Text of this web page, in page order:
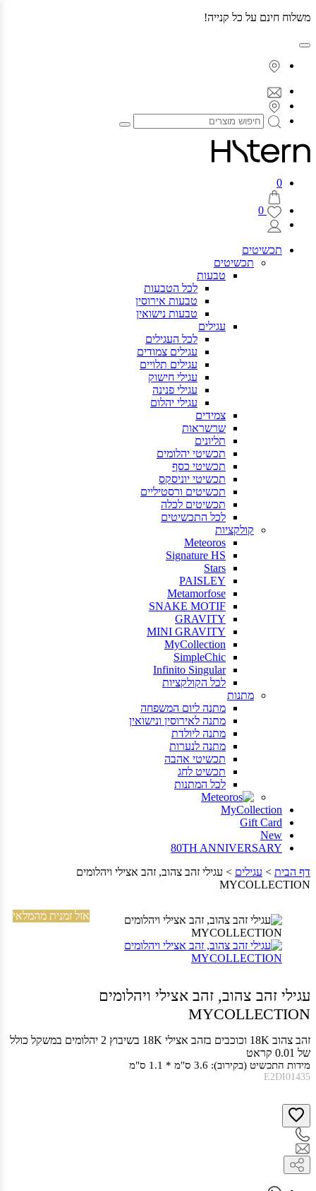
משלוח חינם על כל קנייה!
0
0
תכשיטים
תכשיטים
טבעות
לכל הטבעות
טבעות אירוסין
טבעות נישואין
עגילים
לכל העגילים
עגילים צמודים
עגילים תלויים
עגילי חישוק
עגילי פנינה
עגילי יהלום
צמידים
שרשראות
תליונים
תכשיטי יהלומים
תכשיטי כסף
תכשיטי יוניסקס
תכשיטים ורסטיליים
תכשיטים לכלה
לכל התכשיטים
קולקציות
Meteoros
Signature HS
Stars
PAISLEY
Metamorfose
SNAKE MOTIF
GRAVITY
MINI GRAVITY
MyCollection
SimpleChic
Infinito Singular
לכל הקולקציות
מתנות
מתנה ליום המשפחה
מתנה לאירוסין ונישואין
מתנה ליולדת
מתנה לנערות
תכשיטי אהבה
תכשיט לחג
לכל המתנות
MyCollection
Gift Card
New
80TH ANNIVERSARY
דף הבית > עגילים > עגילי זהב צהוב, זהב אצילי ויהלומים
MYCOLLECTION
אזל זמנית מהמלאי
עגילי זהב צהוב, זהב אצילי ויהלומים
MYCOLLECTION
זהב צהוב 18K וכוכבים בזהב אצילי 18K בשיבוץ 2 יהלומים במשקל כולל
של 0.01 קראט
מידות התכשיט (בקירוב): 3.6 ס"מ * 1.1 ס"מ
E2DI01435